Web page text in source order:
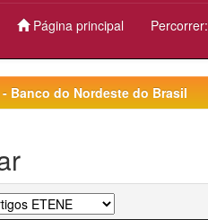
Página principal Percorrer:
- Banco do Nordeste do Brasil